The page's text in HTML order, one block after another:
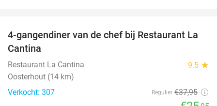
32%
4-gangendiner van de chef bij Restaurant La
Cantina
Restaurant La Cantina 9.5 star
Oosterhout (14 km)
Verkocht: 307
Regulier €37,95